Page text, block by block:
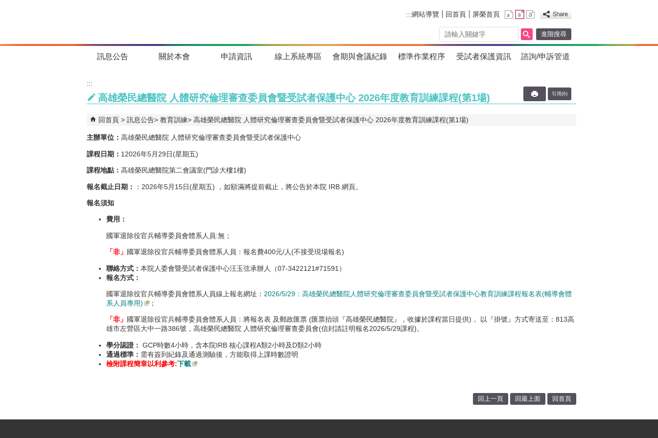
:::網站導覽 回首頁 屏榮首頁
進階搜尋
訊息公告 關於本會 申請資訊 線上系統專區 會期與會議紀錄 標準作業程序 受試者保護資訊 諮詢/申訴管道
:::
高雄榮民總醫院 人體研究倫理審查委員會暨受試者保護中心 2026年度教育訓練課程(第1場) 引用(6)
回首頁 訊息公告 教育訓練 高雄榮民總醫院 人體研究倫理審查委員會暨受試者保護中心 2026年度教育訓練課程(第1場)
主辦單位： 高雄榮民總醫院 人體研究倫理審查委員會暨受試者保護中心
課程日期： 12026年5月29日(星期五)
課程地點： 高雄榮民總醫院第二會議室(門診大樓1樓)
報名截止日期： ：2026年5月15日(星期五) ，如額滿將提前截止，將公告於本院 IRB 網頁。
報名須知
費用：
國軍退除役官兵輔導委員會體系人員:無；
「非」 國軍退除役官兵輔導委員會體系人員：報名費400元/人(不接受現場報名)
聯絡方式： 本院人委會暨受試者保護中心汪玉弦承辦人（07-3422121#71591）
報名方式：
國軍退除役官兵輔導委員會體系人員線上報名網址： 2026/5/29：高雄榮民總醫院人體研究倫理審查委員會暨受試者保護中心教育訓練課程報名表(輔導會體
系人員專用)
；
「非」 國軍退除役官兵輔導委員會體系人員：將報名表 及郵政匯票 (匯票抬頭『高雄榮民總醫院』，收據於課程當日提供)， 以『掛號』方式寄送至：813高
雄市左營區大中一路386號，高雄榮民總醫院 人體研究倫理審查委員會(信封請註明報名2026/5/29課程)。
學分認證： GCP時數4小時，含本院IRB 核心課程A類2小時及D類2小時
通過標準： 需有簽到紀錄及通過測驗後，方能取得上課時數證明
檢附課程簡章以利參考:下載
回上一頁 回最上面 回首頁